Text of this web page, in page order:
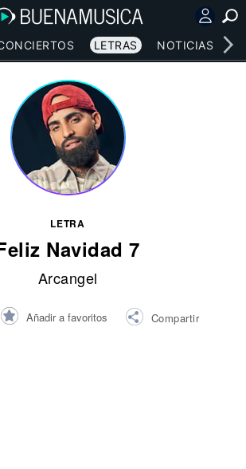
LETRAS NOTICIAS
LETRA
Navidad 7
Arcangel
Añadir a favoritos Compartir